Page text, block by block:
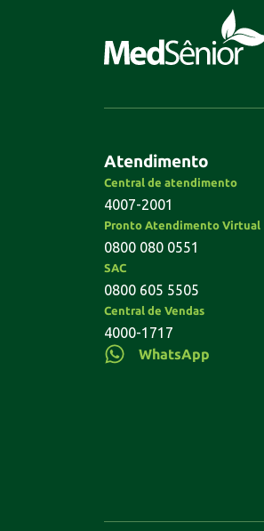
Atendimento
Central de atendimento
4007-2001
Pronto Atendimento Virtual
0800 080 0551
SAC
0800 605 5505
Central de Vendas
4000-1717
WhatsApp